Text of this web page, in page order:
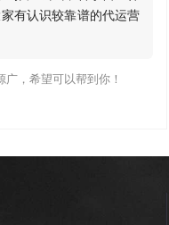
有认识较靠谱的代运营
，希望可以帮到你！